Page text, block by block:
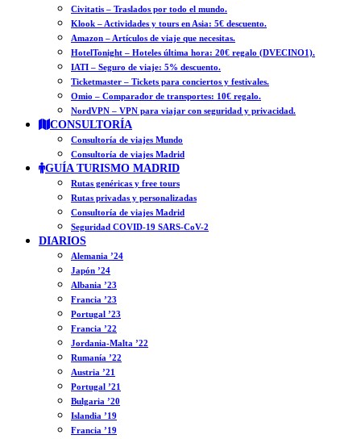
Civitatis – Traslados por todo el mundo.
Klook – Actividades y tours en Asia: 5€ descuento.
Amazon – Artículos de viaje que necesitas.
HotelTonight – Hoteles última hora: 20€ regalo (DVECINO1).
IATI – Seguro de viaje: 5% descuento.
Ticketmaster – Tickets para conciertos y festivales.
Omio – Comparador de transportes: 10€ regalo.
NordVPN – VPN para viajar con seguridad y privacidad.
CONSULTORÍA
Consultoría de viajes Mundo
Consultoría de viajes Madrid
GUÍA TURISMO MADRID
Rutas genéricas y free tours
Rutas privadas y personalizadas
Consultoría de viajes Madrid
Seguridad COVID-19 SARS-CoV-2
DIARIOS
Alemania ’24
Japón ’24
Albania ’23
Francia ’23
Portugal ’23
Francia ’22
Jordania-Malta ’22
Rumanía ’22
Austria ’21
Portugal ’21
Bulgaria ’20
Islandia ’19
Francia ’19